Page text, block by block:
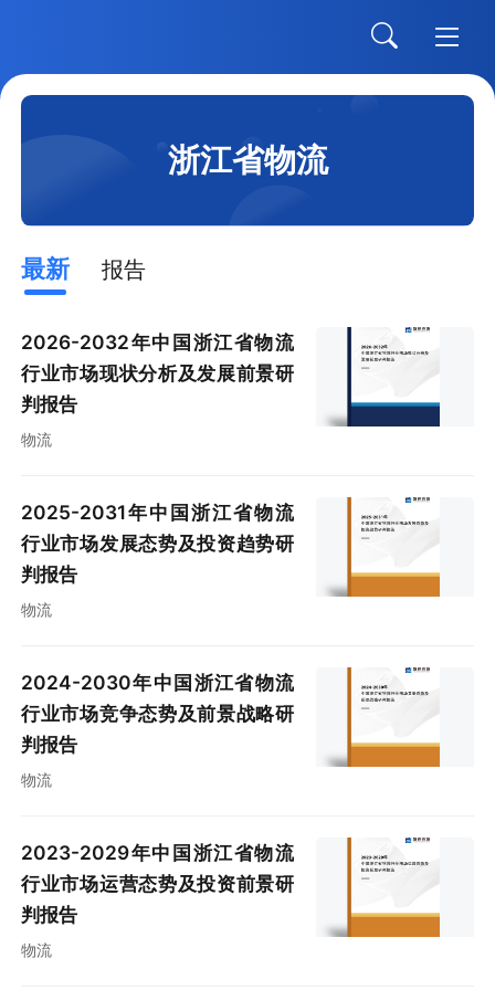
浙江省物流
最新 报告
2026-2032年中国浙江省物流
行业市场现状分析及发展前景研
判报告
物流
2025-2031年中国浙江省物流
行业市场发展态势及投资趋势研
判报告
物流
2024-2030年中国浙江省物流
行业市场竞争态势及前景战略研
判报告
物流
2023-2029年中国浙江省物流
行业市场运营态势及投资前景研
判报告
物流